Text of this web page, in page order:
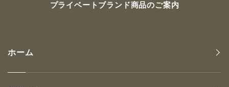
プライベートブランド商品のご案内
ホーム